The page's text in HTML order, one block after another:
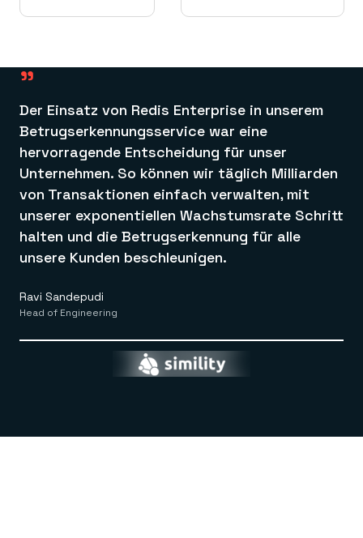
"
Der Einsatz von Redis Enterprise in unserem
Betrugserkennungsservice war eine
hervorragende Entscheidung für unser
Unternehmen. So können wir täglich Milliarden
von Transaktionen einfach verwalten, mit
unserer exponentiellen Wachstumsrate Schritt
halten und die Betrugserkennung für alle
unsere Kunden beschleunigen.
Ravi Sandepudi
Head of Engineering